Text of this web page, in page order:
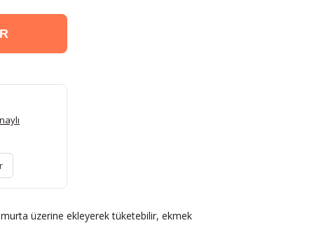
üzerine ekleyerek tüketebilir, ekmek